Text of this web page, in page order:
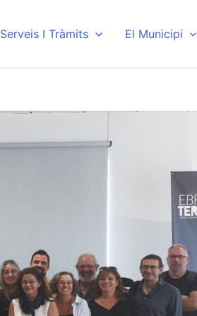
Serveis I Tràmits El Municipi